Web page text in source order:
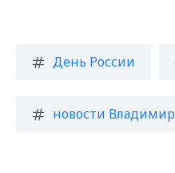
День России
новости